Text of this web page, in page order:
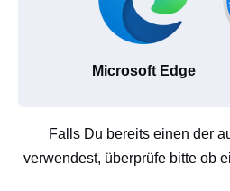
Microsoft Edge
Falls Du bereits einen der
verwendest, überprüfe bitte ob